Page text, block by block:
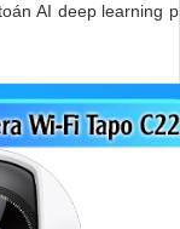
AI deep learning